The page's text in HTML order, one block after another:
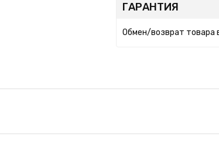
ГАРАНТИЯ
Обмен/возврат товара